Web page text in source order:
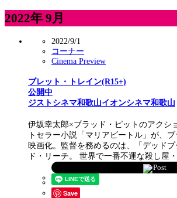
2022年 9月
2022/9/1
コーナー
Cinema Preview
ブレット・トレイン(R15+)
公開中
ジストシネマ和歌山イオンシネマ和歌山
伊坂幸太郎×ブラッド・ピットのアクシ
トセラー小説「マリアビートル」が、
映画化。監督を務めるのは、「デッド
ド・リーチ。 世界で一番不運な殺し屋
Post
Save